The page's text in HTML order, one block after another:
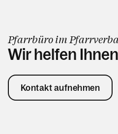
Pfarrbüro im
Wir helfen
Kontakt aufnehmen